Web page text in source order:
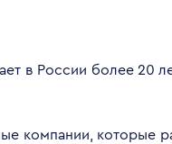
в России более 20
компании, которые